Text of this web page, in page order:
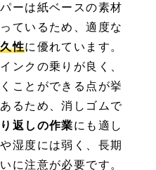
ーは紙ベースの素材
ているため、適度な
性に優れています。
ンクの乗りが良く、
ことができる点が挙
るため、消しゴムで
返しの作業にも適し
湿度には弱く、長期
に注意が必要です。